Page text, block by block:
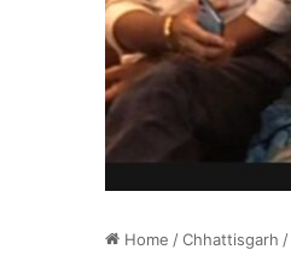
Home /Chhattisgarh /